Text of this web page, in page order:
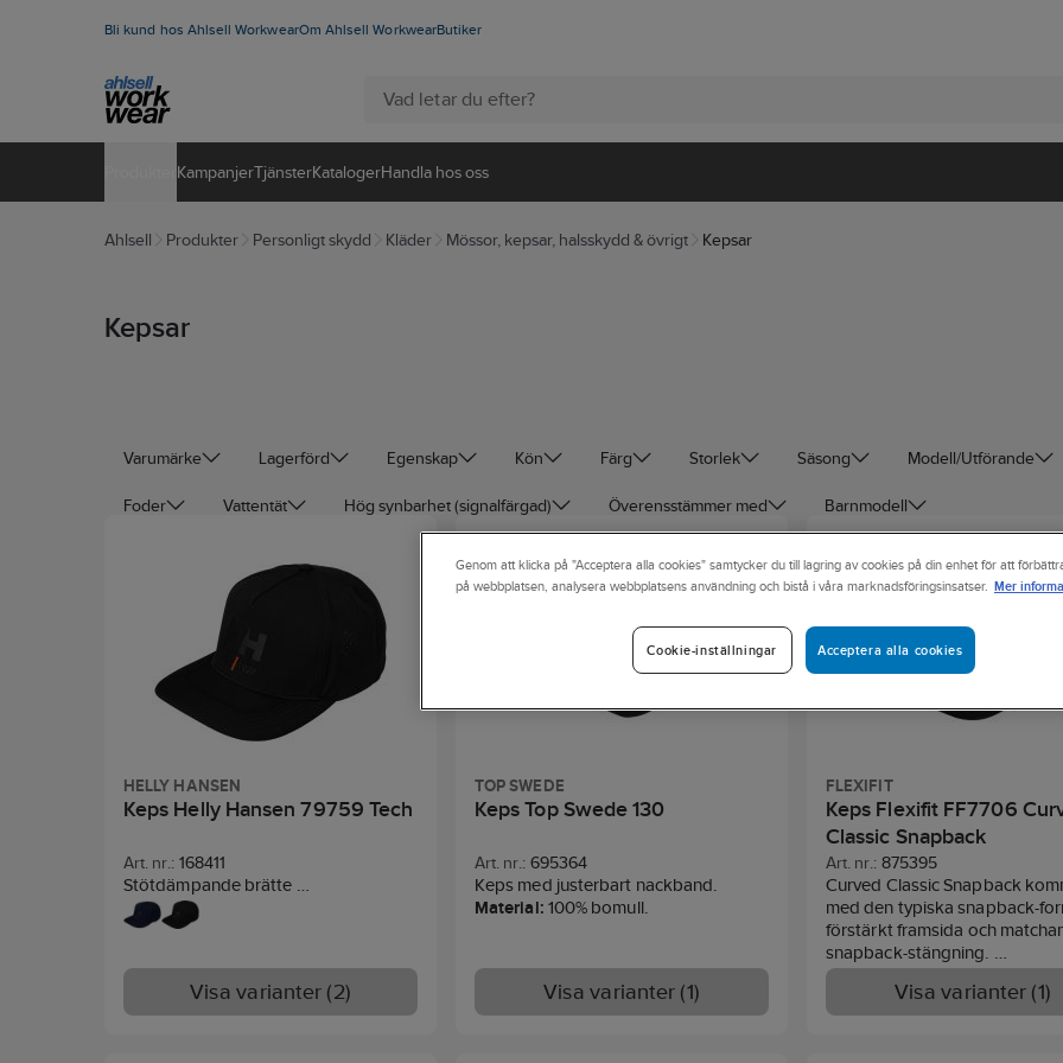
Bli kund hos Ahlsell WorkwearOm Ahlsell WorkwearButiker
KampanjerTjänsterKatalogerHandla hos oss
Ahlsell Produkter Personligt skydd Kläder Mössor, kepsar, halsskydd & övrigt Kepsar
Kepsar
Varumärke Lagerförd Egenskap Kön Färg Storlek Säsong Modell/Utförande
Foder Vattentät Hög synbarhet (signalfärgad) Överensstämmer med Barnmodell
HELLY HANSEN
Keps Helly Hansen 79759 Tech
Art. nr.: 168411
Stötdämpande brätte
Laserutskurna ventilationshål på
baksidan
passform
100% Återvunnen polyester
Visa varianter (2)
TOP SWEDE
Keps Top Swede 130
Art. nr.: 695364
Keps med justerbart nackband.
Material: 100% bomull.
Visa varianter (1)
FLEXIFIT
Keps Flexifit FF7706
Classic Snapback
Art. nr.: 875395
Curved Classic Snapback
med den typiska snapback-
förstärkt framsida och
snapback-stängning.
60% bomull/40% polyester
6 paneler
Visa varianter (1)
Genom att klicka på "Acceptera alla cookies" samtycker du till lagring av cookies på din enhet för att
på webbplatsen, analysera webbplatsens användning och bistå i våra marknadsföringsinsatser. Mer
Acceptera alla cookies
Cookie-inställningar